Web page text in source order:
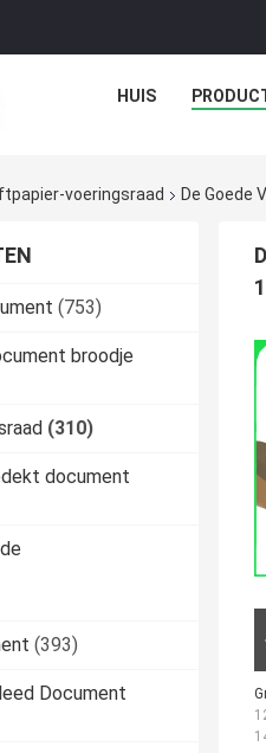
HUIS
voeringsraad De Goede
(753)
broodje
(310)
document
(393)
Document